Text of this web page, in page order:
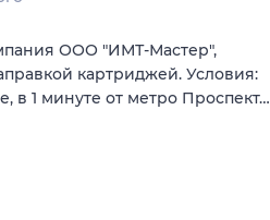
ООО "ИМТ-Мастер",
картриджей. Условия:
в 1 минуте от метро Проспект…